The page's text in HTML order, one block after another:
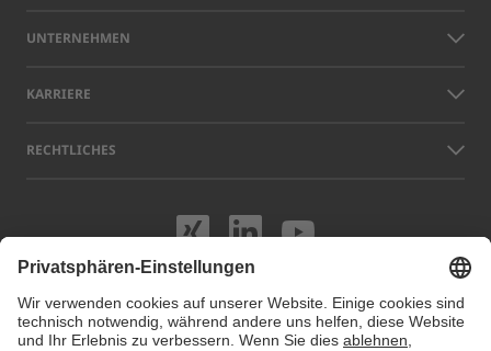
UNTERNEHMEN
KARRIERE
RECHTLICHES
Besuchen Sie
Besuchen Sie
Besuchen
Namen anderer Unternehmen und Produkte, die auf dieser Website
gezeigt werden, können Warenzeichen oder eingetragene Marken sein,